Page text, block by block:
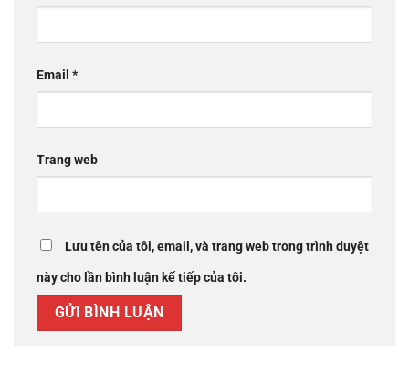
Email *
Trang web
Lưu tên của tôi, email, và trang web trong trình duyệt
này cho lần bình luận kế tiếp của tôi.